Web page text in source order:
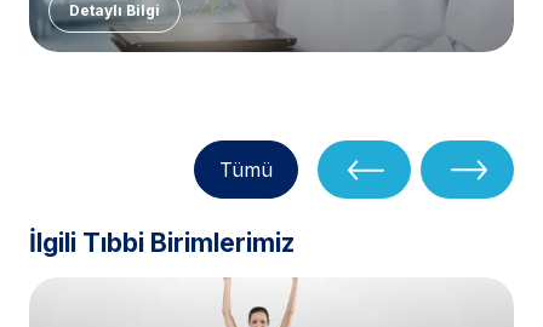
Detaylı Bilgi
Tümü
İlgili Tıbbi Birimlerimiz